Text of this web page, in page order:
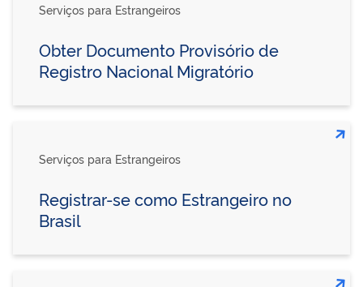
Serviços para Estrangeiros
Obter Documento Provisório de
Registro Nacional Migratório
Serviços para Estrangeiros
Registrar-se como Estrangeiro no
Brasil